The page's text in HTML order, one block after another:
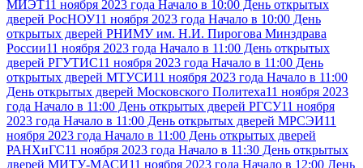
МИЭТ11 ноября 2023 года Начало в 10:00 День открытых
дверей РосНОУ11 ноября 2023 года Начало в 10:00 День
открытых дверей РНИМУ им. Н.И. Пирогова Минздрава
России11 ноября 2023 года Начало в 11:00 День открытых
дверей РГУТИС11 ноября 2023 года Начало в 11:00 День
открытых дверей МТУСИ11 ноября 2023 года Начало в 11:00
День открытых дверей Московского Политеха11 ноября 2023
года Начало в 11:00 День открытых дверей РГСУ11 ноября
2023 года Начало в 11:00 День открытых дверей МРСЭИ11
ноября 2023 года Начало в 11:00 День открытых дверей
РАНХиГС11 ноября 2023 года Начало в 11:30 День открытых
дверей МИТУ-МАСИ11 ноября 2023 года Начало в 12:00 День